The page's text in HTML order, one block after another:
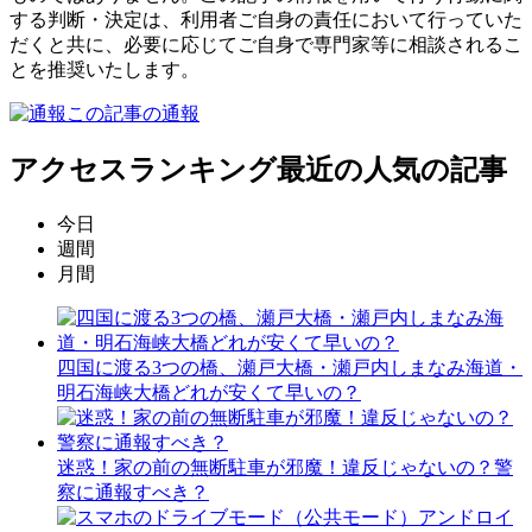
する判断・決定は、利用者ご自身の責任において行っていた
だくと共に、必要に応じてご自身で専門家等に相談されるこ
とを推奨いたします。
この記事の通報
アクセスランキング最近の人気の記事
今日
週間
月間
四国に渡る3つの橋、瀬戸大橋・瀬戸内しまなみ海道・
明石海峡大橋どれが安くて早いの？
迷惑！家の前の無断駐車が邪魔！違反じゃないの？警
察に通報すべき？